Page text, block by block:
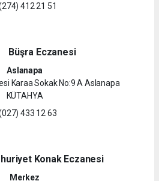
412 21 51
Büşra Eczanesi
Aslanapa
Karaa Sokak No:9 A Aslanapa
KÜTAHYA
433 12 63
Konak Eczanesi
Merkez